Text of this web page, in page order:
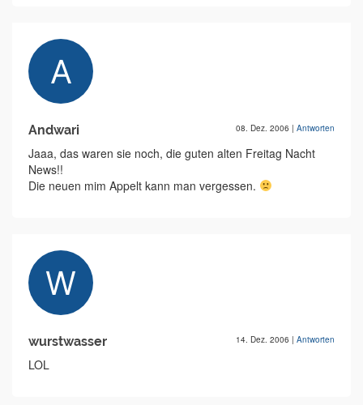
Andwari 08. Dez. 2006 | Antworten
Jaaa, das waren sie noch, die guten alten Freitag Nacht
News!!
Die neuen mim Appelt kann man vergessen.
wurstwasser 14. Dez. 2006 | Antworten
LOL